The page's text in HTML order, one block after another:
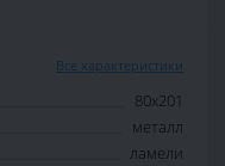
Все характеристики
80х201
металл
ламели